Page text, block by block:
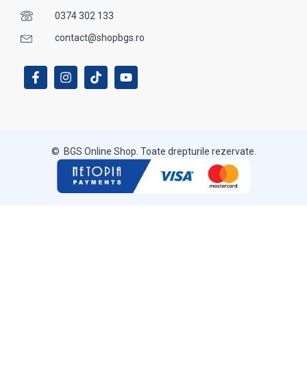
0374 302 133
contact@shopbgs.ro
© BGS Online Shop. Toate drepturile rezervate.